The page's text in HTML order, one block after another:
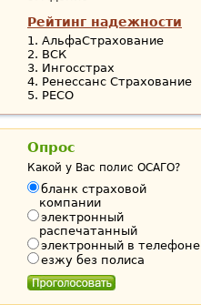
Рейтинг надежности
АльфаСтрахование
ВСК
Ингосстрах
Ренессанс Страхование
РЕСО
Опрос
Какой у Вас полис ОСАГО?
бланк страховой
компании
электронный
распечатанный
электронный в телефоне
езжу без полиса